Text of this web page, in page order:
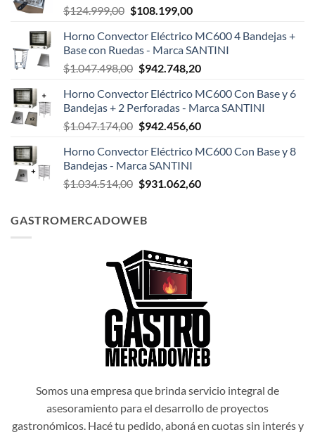
$124.999,00 El
original
era:
$124.999,00.
$108.199,00El
actual
es:
$108.199,00.
Horno Convector Eléctrico MC600 4 Bandejas +
Base con Ruedas - Marca SANTINI
$1.047.498,00 El
original
era:
$1.047.498,00.
$942.748,20El
actual
es:
$942.748,20.
Horno Convector Eléctrico MC600 Con Base y 6
Bandejas + 2 Perforadas - Marca SANTINI
$1.047.174,00 El
original
era:
$1.047.174,00.
$942.456,60El
actual
$942.456,60.
Horno Convector Eléctrico MC600 Con Base y 8
Bandejas - Marca SANTINI
$1.034.514,00 El
era:
$931.062,60El
GASTROMERCADOWEB
Somos una empresa que brinda servicio integral de
asesoramiento para el desarrollo de proyectos
gastronómicos. Hacé tu pedido, aboná en cuotas sin interés y